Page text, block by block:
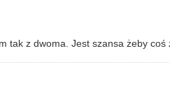
tak z dwoma. Jest szansa żeby coś